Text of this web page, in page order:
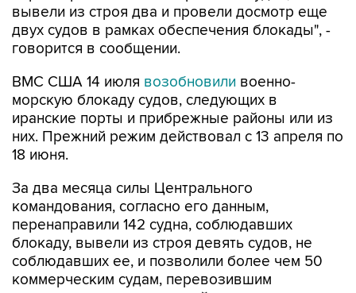
говорится в сообщении.
ВМС США 14 июлявозобновили
иранские порты и прибрежные районы или из
них. Прежний режим действовал с 13 апреля по
18 июня.
За два месяца силы Центрального
перенаправили 142 судна, соблюдавших
блокаду, вывели из строя девять судов, не
соблюдавших ее, и позволили более чем 50
коммерческим судам, перевозившим
гуманитарную помощь, пройти через зону
блокады.